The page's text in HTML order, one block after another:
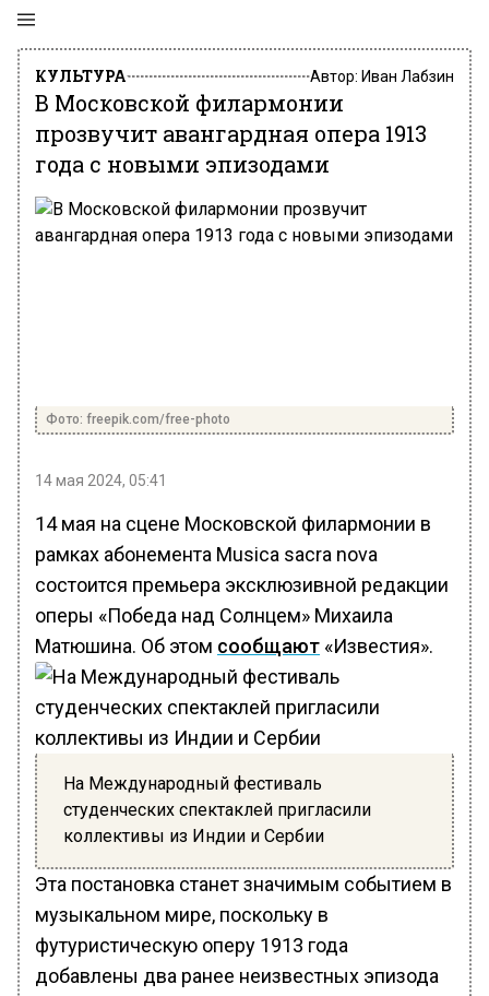
КУЛЬТУРА Автор: Иван Лабзин
В Московской филармонии
прозвучит авангардная опера 1913
года с новыми эпизодами
Фото: freepik.com/free-photo
14 мая 2024, 05:41
14 мая на сцене Московской филармонии в
рамках абонемента Musica sacra nova
состоится премьера эксклюзивной редакции
оперы «Победа над Солнцем» Михаила
Матюшина. Об этом сообщают «Известия».
На Международный фестиваль
студенческих спектаклей пригласили
коллективы из Индии и Сербии
Эта постановка станет значимым событием в
музыкальном мире, поскольку в
футуристическую оперу 1913 года
добавлены два ранее неизвестных эпизода